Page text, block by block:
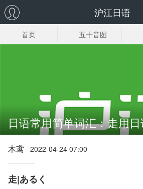
沪江日语
首页 五十音图
零基础学习指南
日语常用简单词汇：走用
木鸢 2022-04-24 07:00
走|あるく